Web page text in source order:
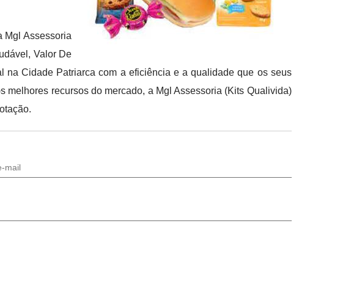
Mgl Assessoria
Valor De
Cidade Patriarca com a eficiência e a qualidade que os seus
recursos do mercado, a Mgl Assessoria (Kits Qualivida)